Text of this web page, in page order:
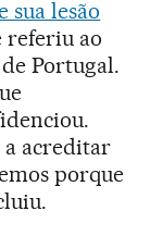
sua lesão
referiu ao
Portugal.
a acreditar
porque